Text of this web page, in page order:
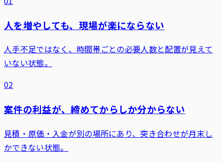
人を増やしても、現場が楽にならない
人手不足ではなく、時間帯ごとの必要人数と配置が見えて
いない状態。
02
案件の利益が、締めてからしか分からない
見積・原価・入金が別の場所にあり、突き合わせが月末し
かできない状態。